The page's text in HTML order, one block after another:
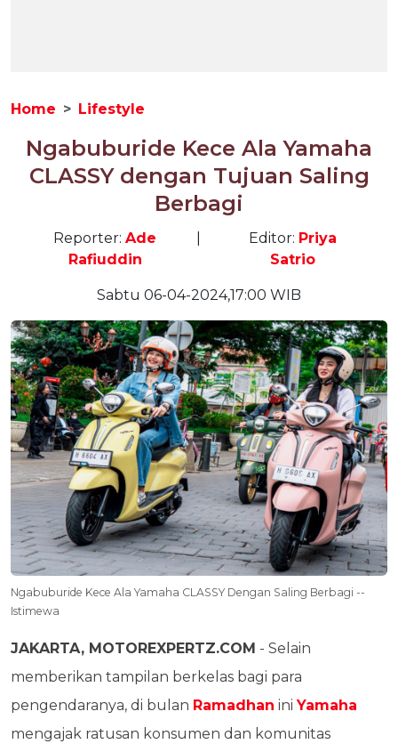
Home Lifestyle
Ngabuburide Kece Ala Yamaha
CLASSY dengan Tujuan Saling
Berbagi
Reporter: Ade
Rafiuddin
Editor: Priya
Satrio
Sabtu 06-04-2024,17:00 WIB
Ngabuburide Kece Ala Yamaha CLASSY Dengan Saling Berbagi --
Istimewa
JAKARTA, MOTOREXPERTZ.COM - Selain
memberikan tampilan berkelas bagi para
pengendaranya, di bulan Ramadhan iniYamaha
mengajak ratusan konsumen dan komunitas